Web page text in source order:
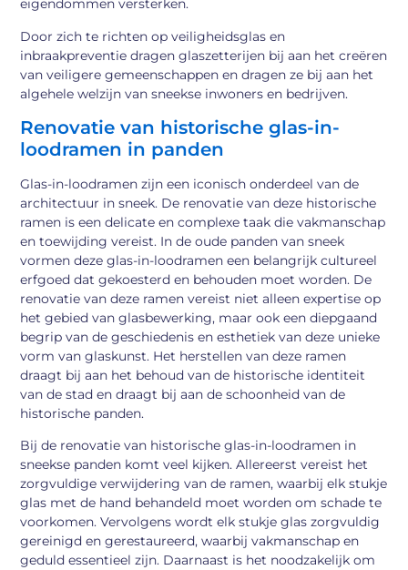
eigendommen versterken.
Door zich te richten op veiligheidsglas en
inbraakpreventie dragen glaszetterijen bij aan het creëren
van veiligere gemeenschappen en dragen ze bij aan het
algehele welzijn van sneekse inwoners en bedrijven.
Renovatie van historische glas-in-
loodramen in panden
Glas-in-loodramen zijn een iconisch onderdeel van de
architectuur in sneek. De renovatie van deze historische
ramen is een delicate en complexe taak die vakmanschap
en toewijding vereist. In de oude panden van sneek
vormen deze glas-in-loodramen een belangrijk cultureel
erfgoed dat gekoesterd en behouden moet worden. De
renovatie van deze ramen vereist niet alleen expertise op
het gebied van glasbewerking, maar ook een diepgaand
begrip van de geschiedenis en esthetiek van deze unieke
vorm van glaskunst. Het herstellen van deze ramen
draagt bij aan het behoud van de historische identiteit
van de stad en draagt bij aan de schoonheid van de
historische panden.
Bij de renovatie van historische glas-in-loodramen in
sneekse panden komt veel kijken. Allereerst vereist het
zorgvuldige verwijdering van de ramen, waarbij elk stukje
glas met de hand behandeld moet worden om schade te
voorkomen. Vervolgens wordt elk stukje glas zorgvuldig
gereinigd en gerestaureerd, waarbij vakmanschap en
geduld essentieel zijn. Daarnaast is het noodzakelijk om